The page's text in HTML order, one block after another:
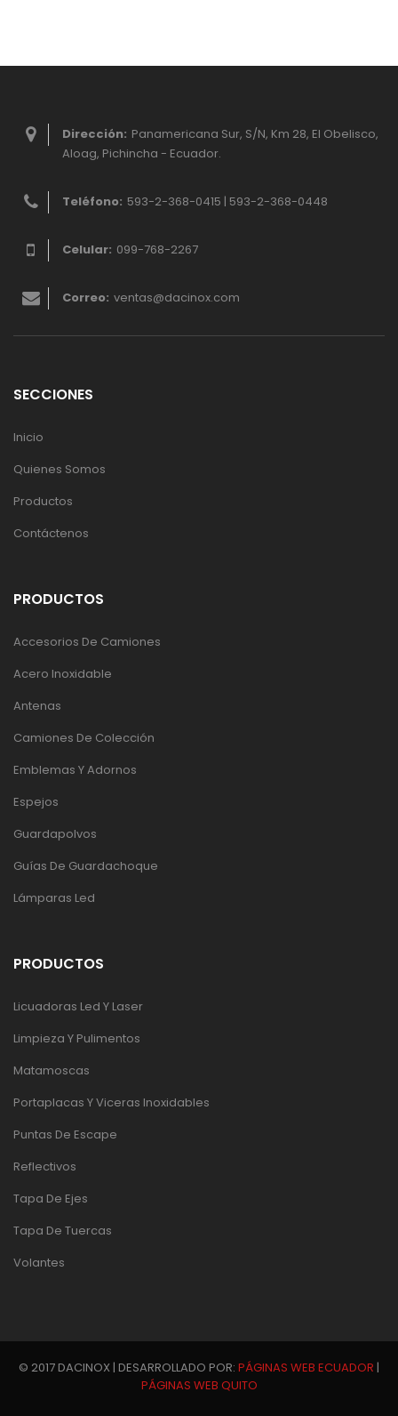
Dirección: Panamericana Sur, S/N, Km 28, El Obelisco,
Aloag, Pichincha - Ecuador.
Teléfono: 593-2-368-0415 | 593-2-368-0448
Celular: 099-768-2267
Correo: ventas@dacinox.com
SECCIONES
Inicio
Quienes Somos
Productos
Contáctenos
PRODUCTOS
Accesorios De Camiones
Acero Inoxidable
Antenas
Camiones De Colección
Emblemas Y Adornos
Espejos
Guardapolvos
Guías De Guardachoque
Lámparas Led
PRODUCTOS
Licuadoras Led Y Laser
Limpieza Y Pulimentos
Matamoscas
Portaplacas Y Viceras Inoxidables
Puntas De Escape
Reflectivos
Tapa De Ejes
Tapa De Tuercas
Volantes
© 2017 DACINOX | DESARROLLADO POR: PÁGINAS WEB ECUADOR |
PÁGINAS WEB QUITO